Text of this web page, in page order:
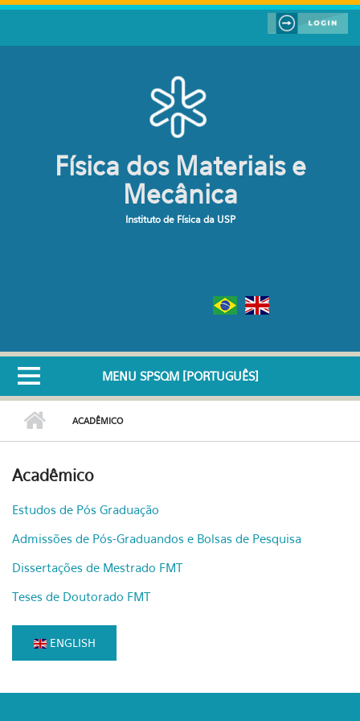
Pular para o conteúdo principal
Física dos Materiais e
Mecânica
Instituto de Física da USP
MENU SPSQM [PORTUGUÊS]
ACADÊMICO
Acadêmico
Estudos de Pós Graduação
Admissões de Pós-Graduandos e Bolsas de Pesquisa
Dissertações de Mestrado FMT
Teses de Doutorado FMT
ENGLISH